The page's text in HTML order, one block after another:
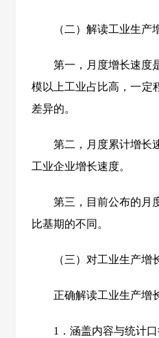
（二） 解读工业生产
第一，月度增长速度
模以上工业占比高，一定
差异的。
第二，月度累计增长
工业企业增长速度。
第三，目前公布的月
比基期的不同。
（三）对工业生产
正确解读工业生产增
1．涵盖内容与统计